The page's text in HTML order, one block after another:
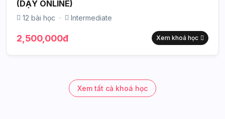
(DẠY ONLINE)
12 bài học · Intermediate
2,500,000đ Xem khoá học
Xem tất cả khoá học